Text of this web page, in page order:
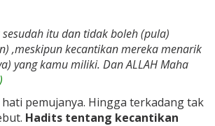
itu dan tidak boleh (pula)
,meskipun kecantikan mereka menarik
yang kamu miliki. Dan ALLAH Maha
pemujanya. Hingga terkadang tak
Hadits tentang kecantikan